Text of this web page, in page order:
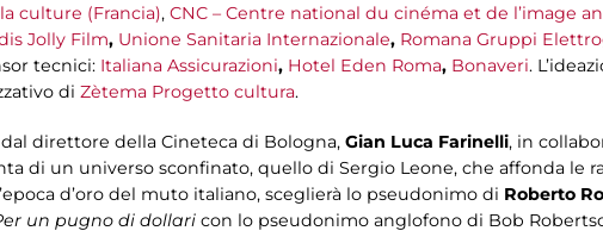
culture (Francia), CNC – Centre national du cinéma et de l’image
Jolly Film, Unione Sanitaria Internazionale, Romana Gruppi
tecnici: Italiana Assicurazioni, Hotel Eden Roma, Bonaveri.
di Zètema Progetto cultura.
direttore della Cineteca di Bologna, Gian Luca Farinelli, in
di un universo sconfinato, quello di Sergio Leone, che affonda le
d’oro del muto italiano, sceglierà lo pseudonimo di Roberto
un pugno di dollari con lo pseudonimo anglofono di Bob